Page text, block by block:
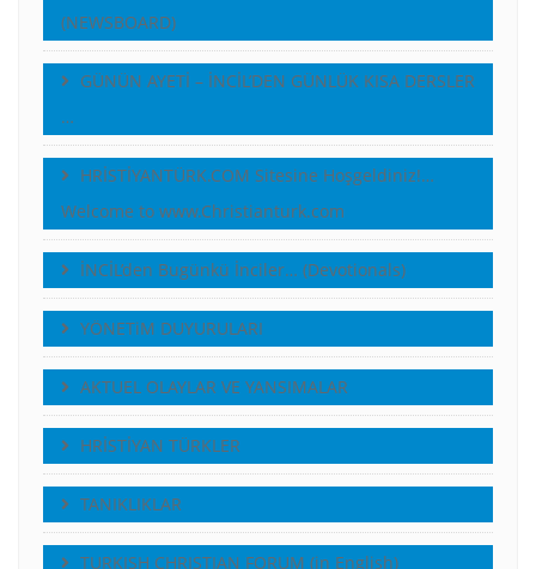
(NEWSBOARD)
GÜNÜN AYETİ – İNCİL’DEN GÜNLÜK KISA DERSLER
…
HRİSTİYANTÜRK.COM Sitesine Hoşgeldiniz!…
Welcome to www.Christianturk.com
İNCİL’den Bugünkü İnciler… (Devotionals)
YÖNETiM DUYURULARI
AKTUEL OLAYLAR VE YANSIMALAR
HRİSTİYAN TÜRKLER
TANIKLIKLAR
TURKISH CHRISTIAN FORUM (in English)